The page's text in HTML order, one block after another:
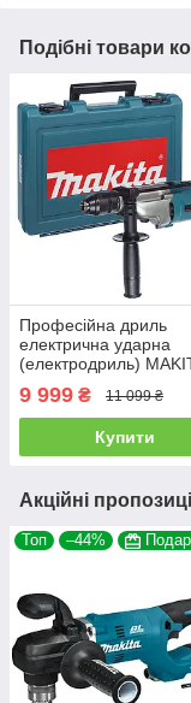
Подібні товари
Професійна дриль
електрична ударна
(електродриль)
HP2071 : 1010 Вт
(HP2071)
9 999 ₴ 11 099 ₴
Купити
Акційні
Топ –44%